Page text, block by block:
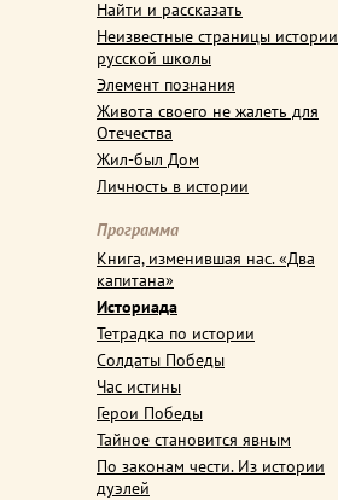
Найти и рассказать
Неизвестные страницы истории
русской школы
Элемент познания
Живота своего не жалеть для
Отечества
Жил-был Дом
Личность в истории
Программа
Книга, изменившая нас. «Два
капитана»
Историада
Тетрадка по истории
Солдаты Победы
Час истины
Герои Победы
Тайное становится явным
По законам чести. Из истории
дуэлей